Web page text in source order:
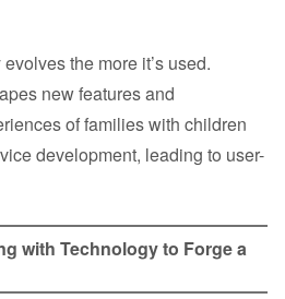
the more it’s used.
new features and
of families with children
development, leading to user-
with Technology to Forge a